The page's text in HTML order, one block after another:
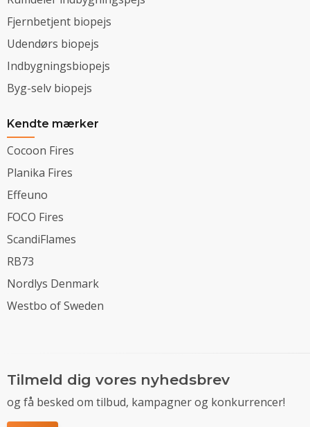
Fjernbetjent biopejs
Udendørs biopejs
Indbygningsbiopejs
Byg-selv biopejs
Kendte mærker
Cocoon Fires
Planika Fires
Effeuno
FOCO Fires
ScandiFlames
RB73
Nordlys Denmark
Westbo of Sweden
Tilmeld dig vores nyhedsbrev
og få besked om tilbud, kampagner og konkurrencer!